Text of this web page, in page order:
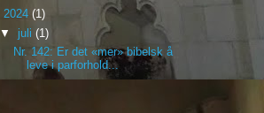
2024 (1)
▼ juli (1)
Nr. 142: Er det «mer» bibelsk å
leve i parforhold...